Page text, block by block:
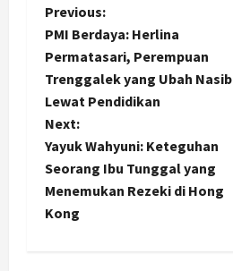
P
o
s
t
n
a
Previous:
PMI Berdaya: Herlina
Permatasari, Perempuan
Trenggalek yang Ubah Nasib
Lewat Pendidikan
Next:
Yayuk Wahyuni: Keteguhan
Seorang Ibu Tunggal yang
Menemukan Rezeki di Hong
Kong